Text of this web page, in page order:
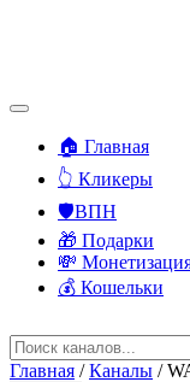
🏠 Главная
👆 Кликеры
🛡️ВПН
🎁 Подарки
💸
💰 Кошельки
Главная / Каналы /